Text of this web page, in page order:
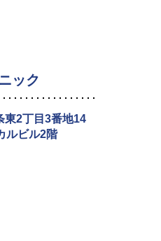
ック
東2丁目3番地14
ルビル2階